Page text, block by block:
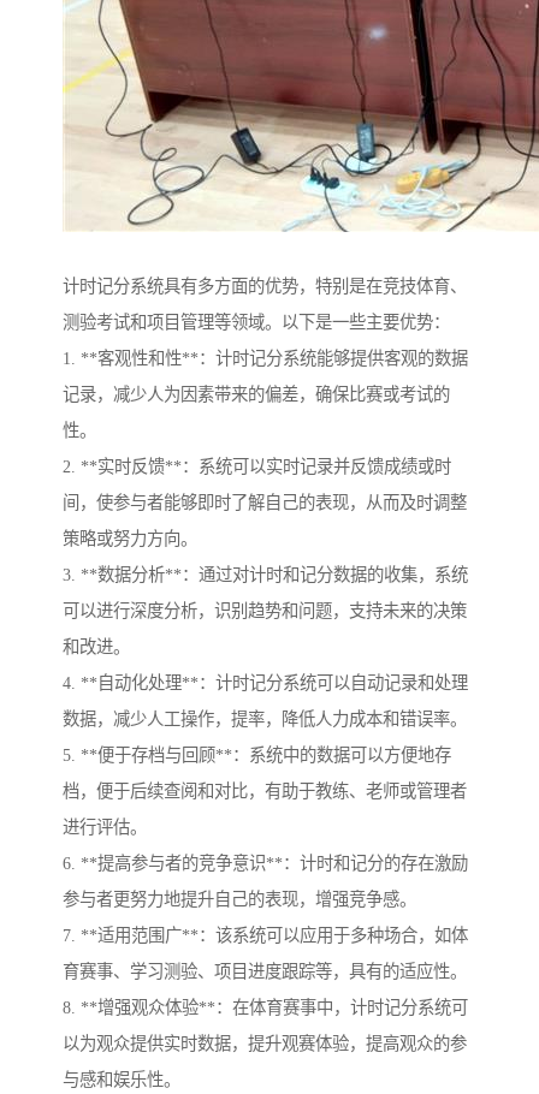
计时记分系统具有多方面的优势，特别是在竞技体育、
测验考试和项目管理等领域。以下是一些主要优势：
1. **客观性和性**：计时记分系统能够提供客观的数据
记录，减少人为因素带来的偏差，确保比赛或考试的
性。
2. **实时反馈**：系统可以实时记录并反馈成绩或时
间，使参与者能够即时了解自己的表现，从而及时调整
策略或努力方向。
3. **数据分析**：通过对计时和记分数据的收集，系统
可以进行深度分析，识别趋势和问题，支持未来的决策
和改进。
4. **自动化处理**：计时记分系统可以自动记录和处理
数据，减少人工操作，提率，降低人力成本和错误率。
5. **便于存档与回顾**：系统中的数据可以方便地存
档，便于后续查阅和对比，有助于教练、老师或管理者
进行评估。
6. **提高参与者的竞争意识**：计时和记分的存在激励
参与者更努力地提升自己的表现，增强竞争感。
7. **适用范围广**：该系统可以应用于多种场合，如体
育赛事、学习测验、项目进度跟踪等，具有的适应性。
8. **增强观众体验**：在体育赛事中，计时记分系统可
以为观众提供实时数据，提升观赛体验，提高观众的参
与感和娱乐性。